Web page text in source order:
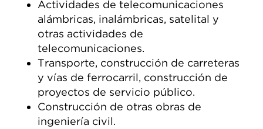
Actividades de telecomunicaciones
alámbricas, inalámbricas, satelital y
otras actividades de
telecomunicaciones.
Transporte, construcción de carreteras
y vías de ferrocarril, construcción de
proyectos de servicio público.
Construcción de otras obras de
ingeniería civil.